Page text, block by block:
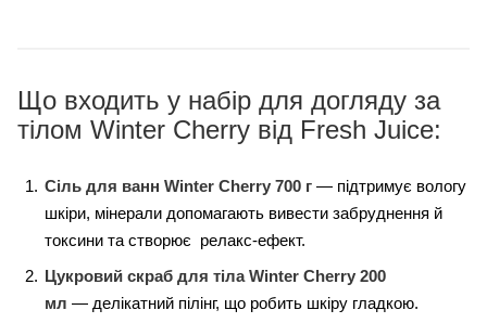
Що входить у набір для догляду за
тілом Winter Cherry від Fresh Juice:
Сіль для ванн Winter Cherry 700 г — підтримує вологу
шкіри, мінерали допомагають вивести забруднення й
токсини та створює релакс-ефект.
Цукровий скраб для тіла Winter Cherry 200
мл — делікатний пілінг, що робить шкіру гладкою.